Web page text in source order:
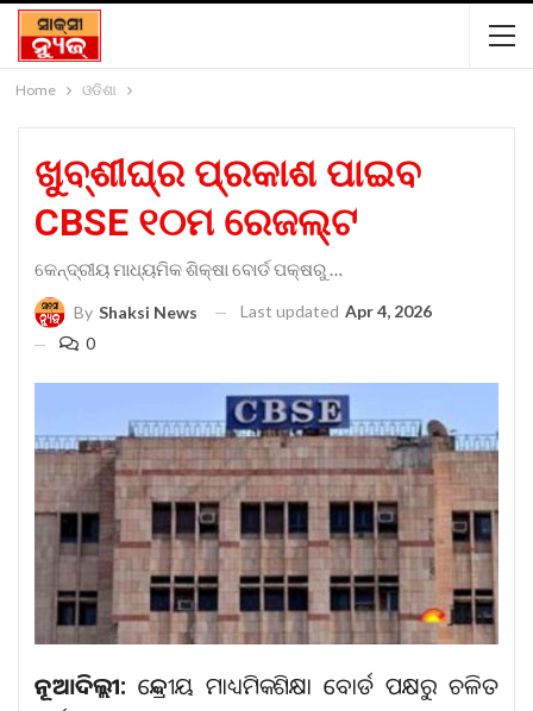
Home ଓଡିଶା
ଖୁବ୍‌ଶୀଘ୍ର ପ୍ରକାଶ ପାଇବ
CBSE ୧୦ମ ରେଜଲ୍ଟ
କେନ୍ଦ୍ରୀୟ ମାଧ୍ୟମିକ ଶିକ୍ଷା ବୋର୍ଡ ପକ୍ଷରୁ …
By Shaksi News Last updated Apr 4, 2026
0
ନୂଆଦିଲ୍ଲୀ: କେନ୍ଦ୍ରୀୟ ମାଧ୍ୟମିକ ଶିକ୍ଷା ବୋର୍ଡ ପକ୍ଷରୁ ଚଳିତ